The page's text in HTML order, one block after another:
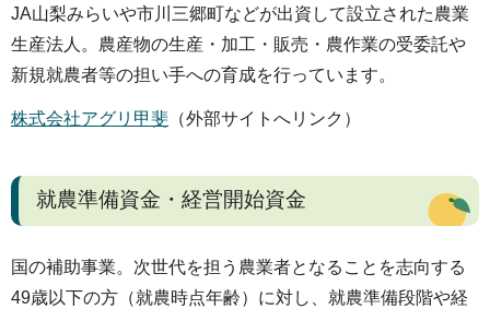
JA山梨みらいや市川三郷町などが出資して設立された農業
生産法人。農産物の生産・加工・販売・農作業の受委託や
新規就農者等の担い手への育成を行っています。
株式会社アグリ甲斐 （外部サイトへリンク）
就農準備資金・経営開始資金
国の補助事業。次世代を担う農業者となることを志向する
49歳以下の方（就農時点年齢）に対し、就農準備段階や経